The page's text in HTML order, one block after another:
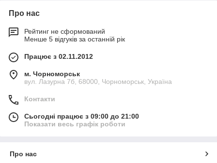
Про нас
Рейтинг не сформований
Менше 5 відгуків за останній рік
Працює з 02.11.2012
м. Чорноморськ
вул. Лазурна 7б, 68000, Чорноморськ, Україна
Контакти
Сьогодні працює з 09:00 до 21:00
Показати весь графік роботи
Про нас